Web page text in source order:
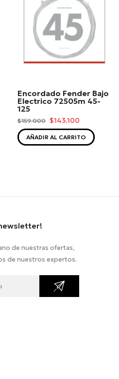
Encordado Fender Bajo
Electrico 72505m 45-
125
$159.000 $143.100
AÑADIR AL CARRITO
de nuestras ofertas,
de nuestros expertos.